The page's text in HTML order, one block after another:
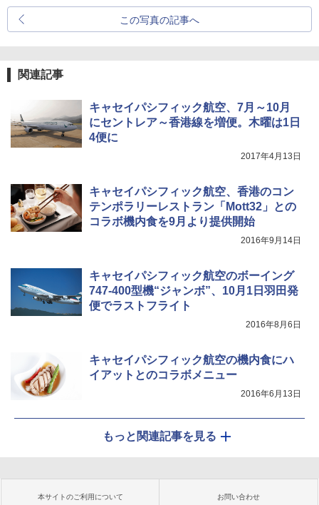
この写真の記事へ
関連記事
キャセイパシフィック航空、7月～10月
にセントレア～香港線を増便。木曜は1日
4便に
2017年4月13日
キャセイパシフィック航空、香港のコン
テンポラリーレストラン「Mott32」との
コラボ機内食を9月より提供開始
2016年9月14日
キャセイパシフィック航空のボーイング
747-400型機“ジャンボ”、10月1日羽田発
便でラストフライト
2016年8月6日
キャセイパシフィック航空の機内食にハ
イアットとのコラボメニュー
2016年6月13日
もっと関連記事を見る
本サイトのご利用について お問い合わせ